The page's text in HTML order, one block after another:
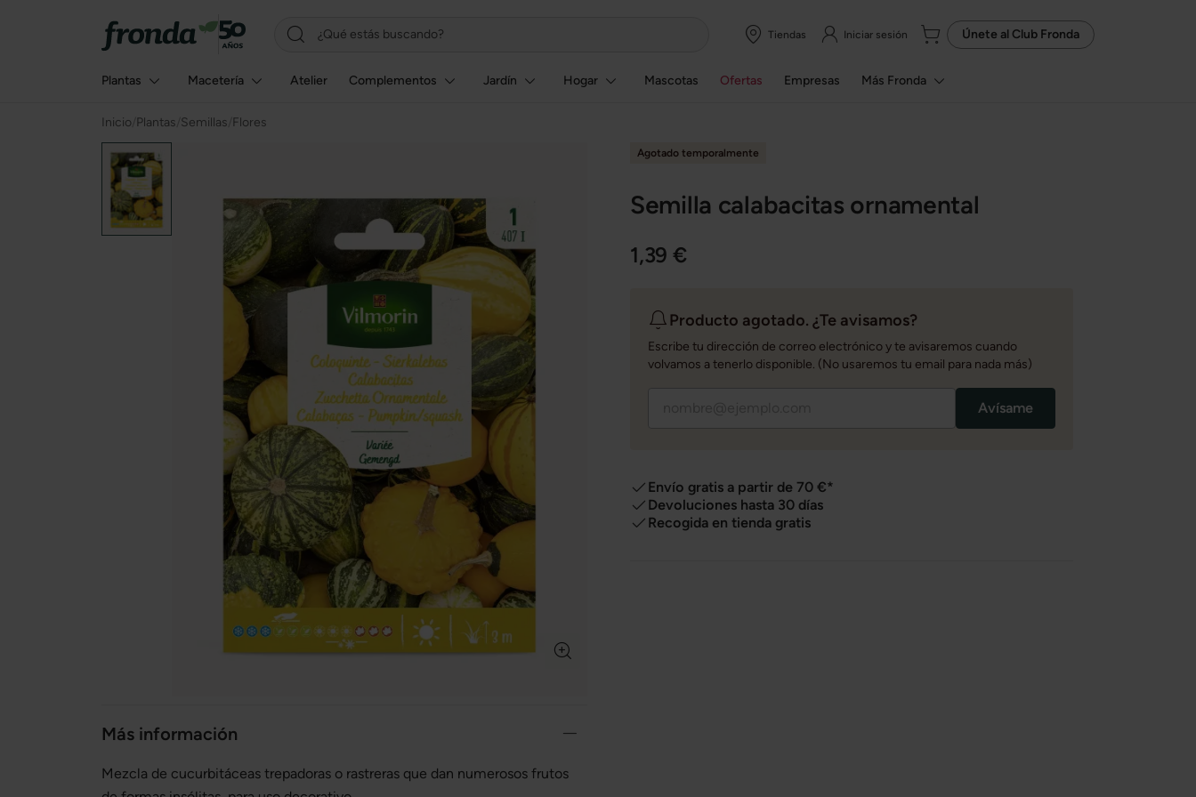
Tiendas Iniciar sesión Únete al Club Fronda
Plantas Macetería Atelier Complementos Jardín Hogar Mascotas Ofertas Empresas Más Fronda
Inicio Plantas Semillas Flores
Agotado temporalmente
Semilla calabacitas ornamental
1,39 €
Producto agotado. ¿Te avisamos?
Escribe tu dirección de correo electrónico y te avisaremos cuando
volvamos a tenerlo disponible. (No usaremos tu email para nada más)
Avísame
Envío gratis a partir de 70 €*
Devoluciones hasta 30 días
Recogida en tienda gratis
Más información
Mezcla de cucurbitáceas trepadoras o rastreras que dan numerosos frutos